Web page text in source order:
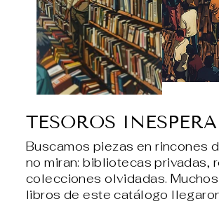
TESOROS
Buscamos piezas en rincones
no miran: bibliotecas privadas,
colecciones olvidadas.
libros de este catálogo